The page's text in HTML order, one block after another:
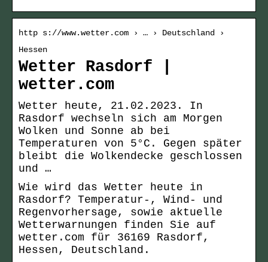
http s://www.wetter.com › … › Deutschland ›
Hessen
Wetter Rasdorf |
wetter.com
Wetter heute, 21.02.2023. In
Rasdorf wechseln sich am Morgen
Wolken und Sonne ab bei
Temperaturen von 5°C. Gegen später
bleibt die Wolkendecke geschlossen
und …
Wie wird das Wetter heute in
Rasdorf? Temperatur-, Wind- und
Regenvorhersage, sowie aktuelle
Wetterwarnungen finden Sie auf
wetter.com für 36169 Rasdorf,
Hessen, Deutschland.